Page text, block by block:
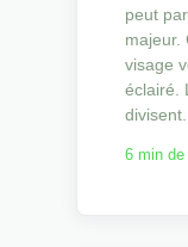
peut
majeur.
visage
éclairé.
divisent...
6 min